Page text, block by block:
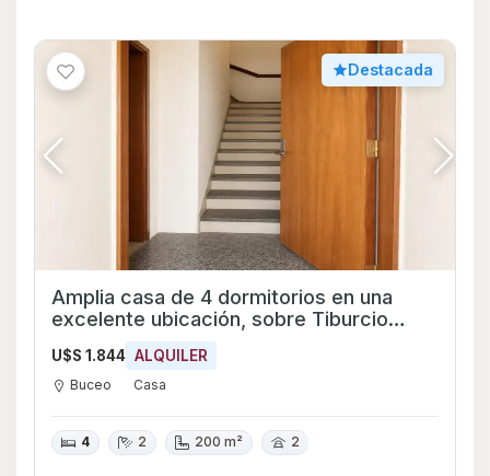
Destacada
Amplia casa de 4 dormitorios en una
excelente ubicación, sobre Tiburcio
Gómez esquina Pedro Bustamante.
U$S 1.844 ALQUILER
Buceo Casa
4 2 200 m² 2